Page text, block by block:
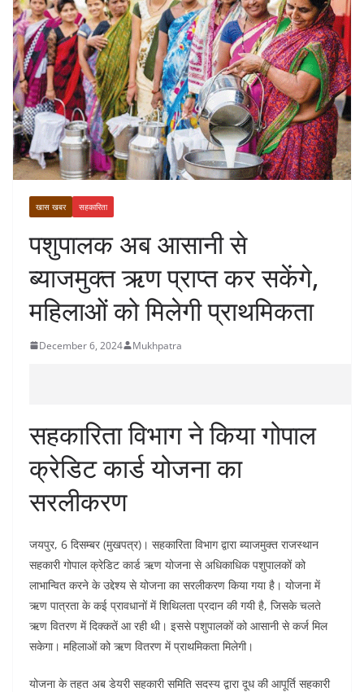
खास खबर सहकारिता
पशुपालक अब आसानी से
ब्याजमुक्त ऋण प्राप्त कर सकेंगे,
महिलाओं को मिलेगी प्राथमिकता
December 6, 2024 Mukhpatra
सहकारिता विभाग ने किया गोपाल
क्रेडिट कार्ड योजना का
सरलीकरण
जयपुर, 6 दिसम्बर (मुखपत्र)। सहकारिता विभाग द्वारा ब्याजमुक्त राजस्थान
सहकारी गोपाल क्रेडिट कार्ड ऋण योजना से अधिकाधिक पशुपालकों को
लाभान्वित करने के उद्देश्य से योजना का सरलीकरण किया गया है। योजना में
ऋण पात्रता के कई प्रावधानों में शिथिलता प्रदान की गयी है, जिसके चलते
ऋण वितरण में दिक्कतें आ रही थी। इससे पशुपालकों को आसानी से कर्ज मिल
सकेगा। महिलाओं को ऋण वितरण में प्राथमिकता मिलेगी।
योजना के तहत अब डेयरी सहकारी समिति सदस्य द्वारा दूध की आपूर्ति सहकारी